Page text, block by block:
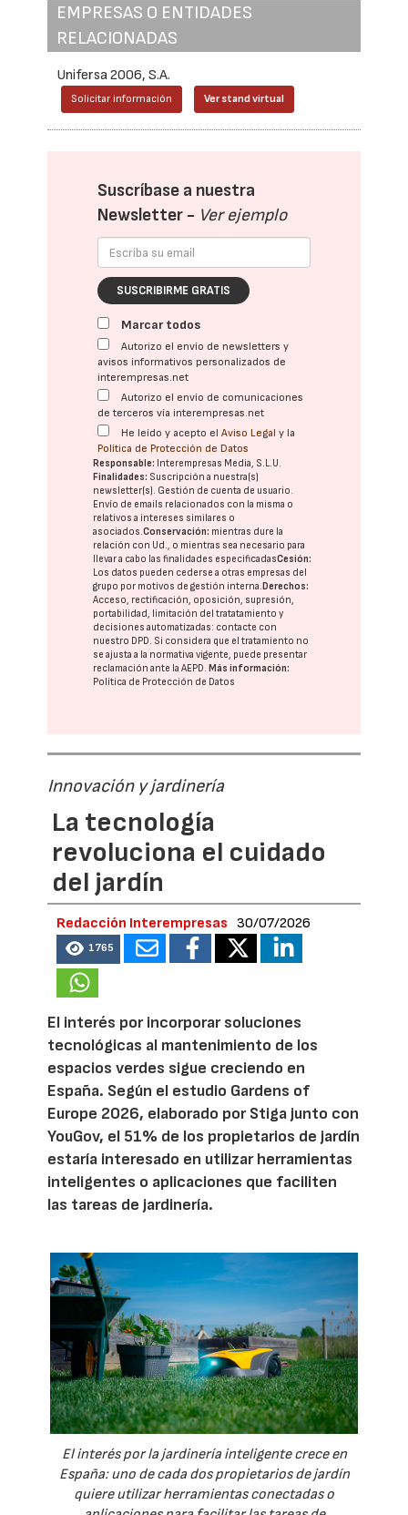
EMPRESAS O ENTIDADES
RELACIONADAS
Unifersa 2006, S.A.
Solicitar información Ver stand virtual
Suscríbase a nuestra
Newsletter - Ver ejemplo
SUSCRIBIRME GRATIS
Marcar todos
Autorizo el envío de newsletters y
avisos informativos personalizados de
interempresas.net
Autorizo el envío de comunicaciones
de terceros vía interempresas.net
He leído y acepto elAviso Legal y la
Política de Protección de Datos
Responsable: Interempresas Media, S.L.U.
Finalidades: Suscripción a nuestra(s)
newsletter(s). Gestión de cuenta de usuario.
Envío de emails relacionados con la misma o
relativos a intereses similares o
asociados.Conservación: mientras dure la
relación con Ud., o mientras sea necesario para
llevar a cabo las finalidades especificadasCesión:
Los datos pueden cederse a otras empresas del
grupo por motivos de gestión interna. Derechos:
Acceso, rectificación, oposición, supresión,
portabilidad, limitación del tratatamiento y
decisiones automatizadas: contacte con
nuestro DPD. Si considera que el tratamiento no
se ajusta a la normativa vigente, puede presentar
reclamación ante laAEPD. Más información:
Política de Protección de Datos
Innovación y jardinería
La tecnología
revoluciona el cuidado
del jardín
Redacción Interempresas 30/07/2026
1765
El interés por incorporar soluciones
tecnológicas al mantenimiento de los
espacios verdes sigue creciendo en
España. Según el estudio Gardens of
Europe 2026, elaborado por Stiga junto con
YouGov, el 51% de los propietarios de jardín
estaría interesado en utilizar herramientas
inteligentes o aplicaciones que faciliten
las tareas de jardinería.
El interés por la jardinería inteligente crece en
España: uno de cada dos propietarios de jardín
quiere utilizar herramientas conectadas o